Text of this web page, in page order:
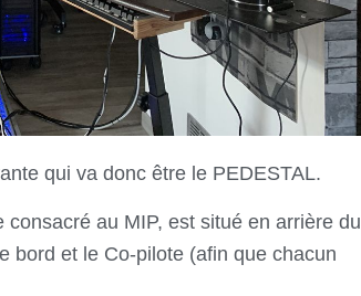
qui va donc être le PEDESTAL.
consacré au MIP, est situé en arrière du
bord et le Co-pilote (afin que chacun